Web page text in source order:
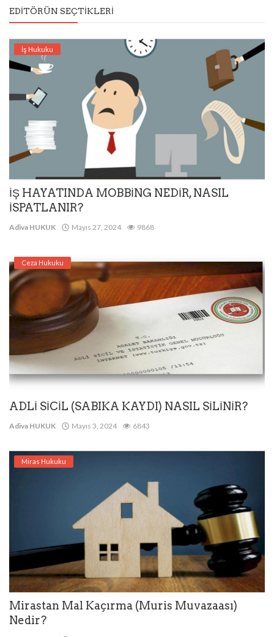
EDITÖRÜN SEÇTIKLERI
İş Hukuku
İŞ HAYATINDA MOBBİNG NEDİR, NASIL
İSPATLANIR?
Adiva HUKUK Mayıs 27, 2024 9868
Ceza Hukuku
ADLİ SİCİL (SABIKA KAYDI) NASIL SİLİNİR?
Adiva HUKUK Mayıs 3, 2024 6843
Miras Hukuku
Mirastan Mal Kaçırma (Muris Muvazaası)
Nedir?